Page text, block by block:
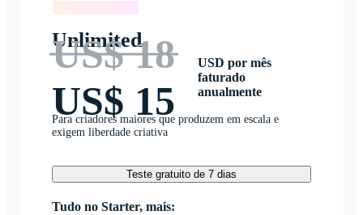
Unlimited
US$ 18
US$ 15
USD por mês
faturado
anualmente
Para criadores maiores que produzem em escala e
exigem liberdade criativa
Teste gratuito de 7 dias
Tudo no Starter, mais: